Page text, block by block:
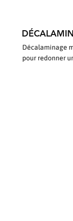
Décalaminage
pour redonner